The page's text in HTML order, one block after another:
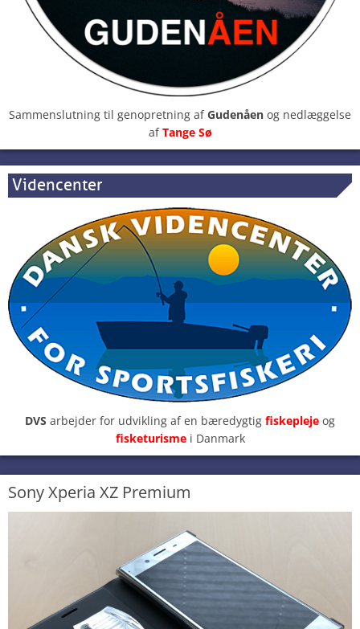
Sammenslutning til genopretning afGudenåen og nedlæggelse
afTange Sø
Videncenter
DVS arbejder for udvikling af en bæredygtig fiskepleje og
fisketurisme i Danmark
Sony Xperia XZ Premium